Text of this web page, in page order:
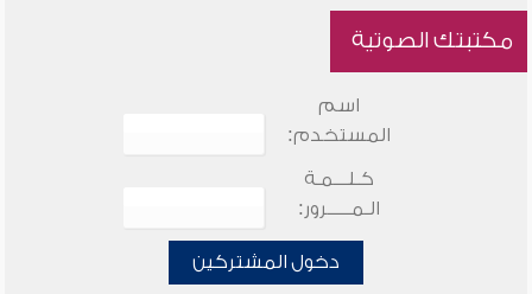
مكتبتك الصوتية
اسم
المستخدم:
كـلـــمـة
الـمـــــرور:
دخول المشتركين